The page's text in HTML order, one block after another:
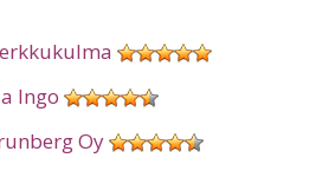
Ingo
Oy